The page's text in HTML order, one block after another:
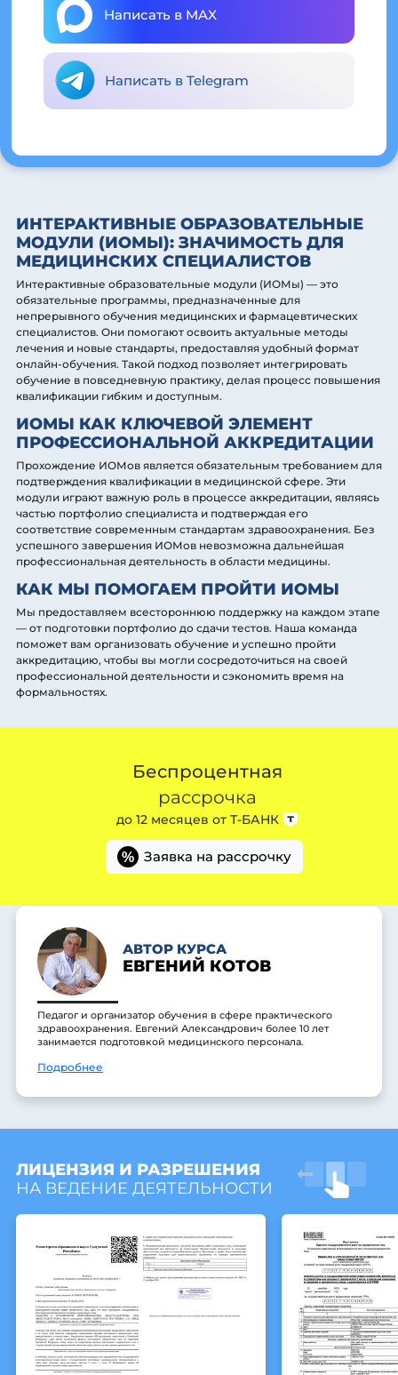
Написать в MAX
Написать в Telegram
ИНТЕРАКТИВНЫЕ ОБРАЗОВАТЕЛЬНЫЕ
МОДУЛИ (ИОМЫ): ЗНАЧИМОСТЬ ДЛЯ
МЕДИЦИНСКИХ СПЕЦИАЛИСТОВ
Интерактивные образовательные модули (ИОМы) — это
обязательные программы, предназначенные для
непрерывного обучения медицинских и фармацевтических
специалистов. Они помогают освоить актуальные методы
лечения и новые стандарты, предоставляя удобный формат
онлайн-обучения. Такой подход позволяет интегрировать
обучение в повседневную практику, делая процесс повышения
квалификации гибким и доступным.
ИОМЫ КАК КЛЮЧЕВОЙ ЭЛЕМЕНТ
ПРОФЕССИОНАЛЬНОЙ АККРЕДИТАЦИИ
Прохождение ИОМов является обязательным требованием для
подтверждения квалификации в медицинской сфере. Эти
модули играют важную роль в процессе аккредитации, являясь
частью портфолио специалиста и подтверждая его
соответствие современным стандартам здравоохранения. Без
успешного завершения ИОМов невозможна дальнейшая
профессиональная деятельность в области медицины.
КАК МЫ ПОМОГАЕМ ПРОЙТИ ИОМЫ
Мы предоставляем всестороннюю поддержку на каждом этапе
— от подготовки портфолио до сдачи тестов. Наша команда
поможет вам организовать обучение и успешно пройти
аккредитацию, чтобы вы могли сосредоточиться на своей
профессиональной деятельности и сэкономить время на
формальностях.
Беспроцентная
рассрочка
до 12 месяцев от Т-БАНК
% Заявка на рассрочку
АВТОР КУРСА
ЕВГЕНИЙ КОТОВ
Педагог и организатор обучения в сфере практического
здравоохранения. Евгений Александрович более 10 лет
занимается подготовкой медицинского персонала.
Подробнее
ЛИЦЕНЗИЯ И РАЗРЕШЕНИЯ
НА ВЕДЕНИЕ ДЕЯТЕЛЬНОСТИ